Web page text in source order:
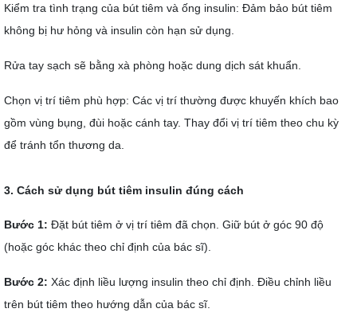
Kiểm tra tình trạng của bút tiêm và ống insulin: Đảm bảo bút tiêm
không bị hư hỏng và insulin còn hạn sử dụng.
Rửa tay sạch sẽ bằng xà phòng hoặc dung dịch sát khuẩn.
Chọn vị trí tiêm phù hợp: Các vị trí thường được khuyến khích bao
gồm vùng bụng, đùi hoặc cánh tay. Thay đổi vị trí tiêm theo chu kỳ
để tránh tổn thương da.
3. Cách sử dụng bút tiêm insulin đúng cách
Bước 1: Đặt bút tiêm ở vị trí tiêm đã chọn. Giữ bút ở góc 90 độ
(hoặc góc khác theo chỉ định của bác sĩ).
Bước 2: Xác định liều lượng insulin theo chỉ định. Điều chỉnh liều
trên bút tiêm theo hướng dẫn của bác sĩ.